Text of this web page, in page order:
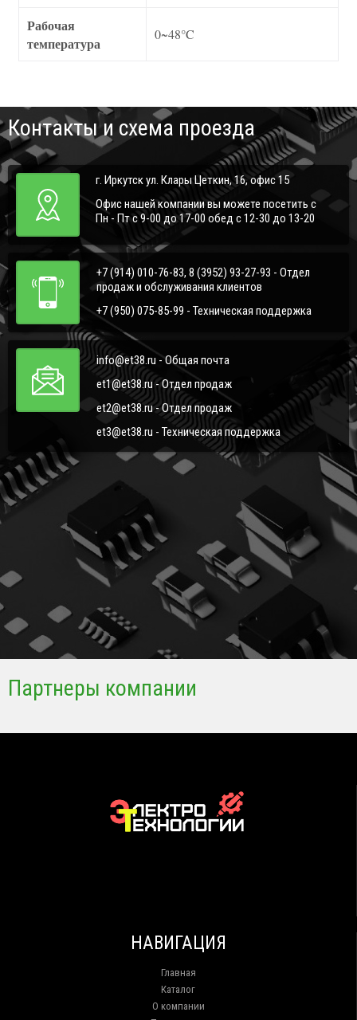
Рабочая
температура
0~48°C
Контакты и схема проезда
г. Иркутск ул. Клары Цеткин, 16, офис 15
Офис нашей компании вы можете посетить с
Пн - Пт с 9-00 до 17-00 обед с 12-30 до 13-20
+7 (914) 010-76-83, 8 (3952) 93-27-93 - Отдел
продаж и обслуживания клиентов
+7 (950) 075-85-99 - Техническая поддержка
info@et38.ru - Общая почта
et1@et38.ru - Отдел продаж
et2@et38.ru - Отдел продаж
et3@et38.ru - Техническая поддержка
Партнеры компании
НАВИГАЦИЯ
Главная
Каталог
О компании